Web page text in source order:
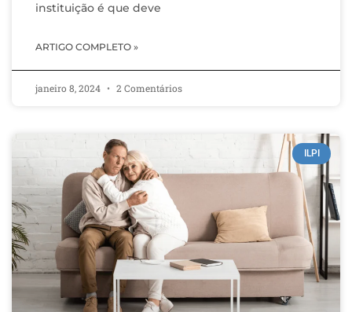
instituição é que deve
ARTIGO COMPLETO »
janeiro 8, 2024 2 Comentários
ILPI